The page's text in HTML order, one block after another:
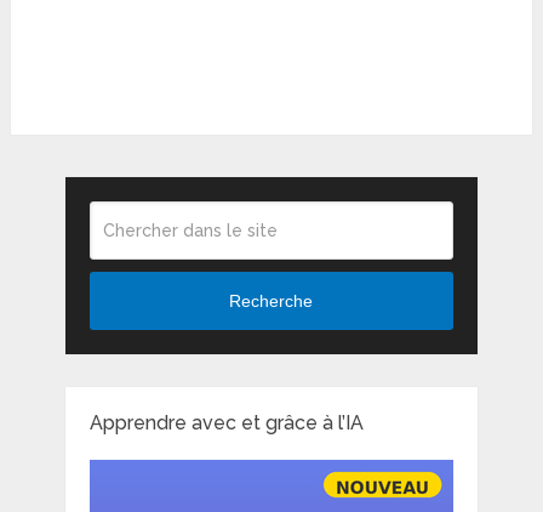
Recherche
Apprendre avec et grâce à l’IA